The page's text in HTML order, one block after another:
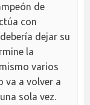
de
con
dejar su
la
varios
va a volver a
sola vez.